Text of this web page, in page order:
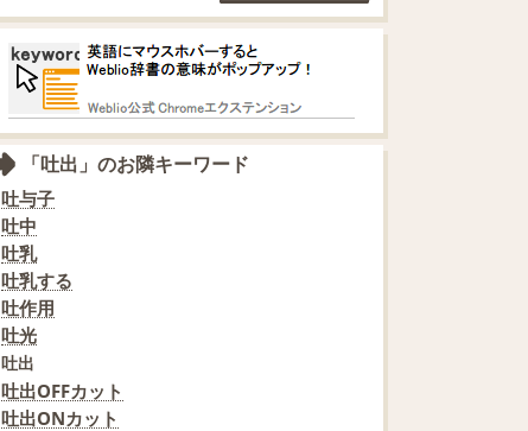
「吐出」のお隣キーワード
吐与子
吐中
吐乳
吐乳する
吐作用
吐光
吐出
吐出OFFカット
吐出ONカット